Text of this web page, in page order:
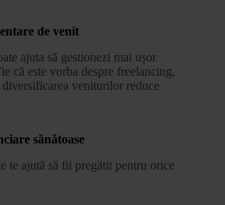
de venit
ajuta să gestionezi mai ușor
că este vorba despre freelancing,
veniturilor reduce
sănătoase
te ajută să fii pregătit pentru orice